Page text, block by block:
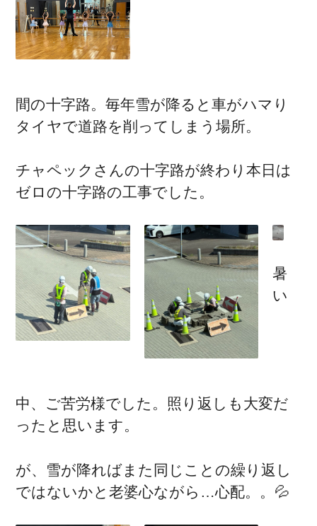
間の十字路。毎年雪が降ると車がハマり
タイヤで道路を削ってしまう場所。
チャペックさんの十字路が終わり本日は
ゼロの十字路の工事でした。
暑
い
中、ご苦労様でした。照り返しも大変だ
ったと思います。
が、雪が降ればまた同じことの繰り返し
ではないかと老婆心ながら…心配。。💦